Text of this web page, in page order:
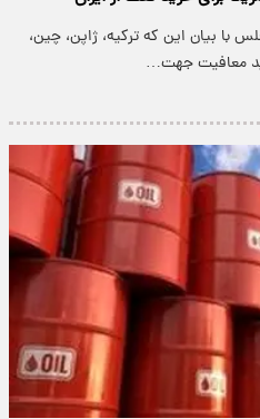
با بیان این که ترکیه، ژاپن، چین،
معافیت جهت…